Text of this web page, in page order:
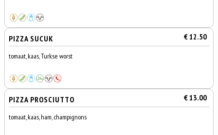
PIZZA SUCUK € 12.50
tomaat, kaas, Turkse worst
PIZZA PROSCIUTTO € 13.00
tomaat, kaas, ham, champignons